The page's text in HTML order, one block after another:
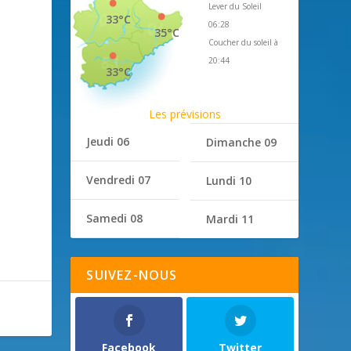
35°C
33°C
33°C
Lever du Soleil
06:28
Coucher du soleil à
20:44
Les prévisions
Jeudi 06
Vendredi 07
Samedi 08
Dimanche 09
Lundi 10
Mardi 11
SUIVEZ-NOUS
Facebook Twitter